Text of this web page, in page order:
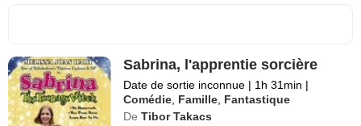
Sabrina, l'apprentie sorcière
Date de sortie inconnue | 1h 31min |
Comédie, Famille, Fantastique
De Tibor Takacs